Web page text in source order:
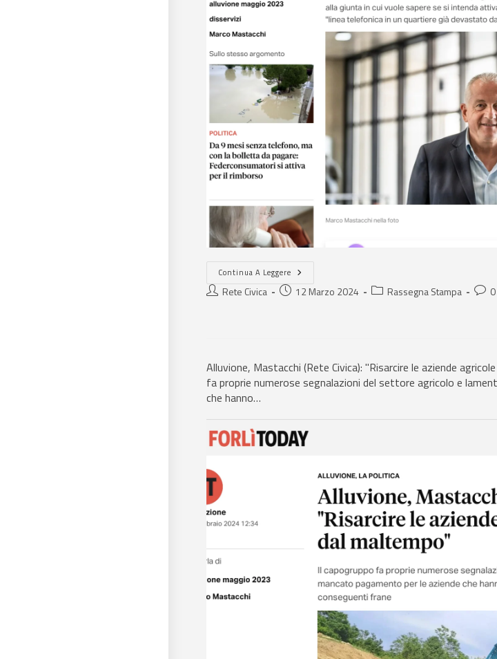
Continua A Leggere
Rete Civica 12 Marzo 2024 Rassegna Stampa
Alluvione, Mastacchi (Rete Civica): "Risarcire le aziende
fa proprie numerose segnalazioni del settore agricolo e
che hanno…